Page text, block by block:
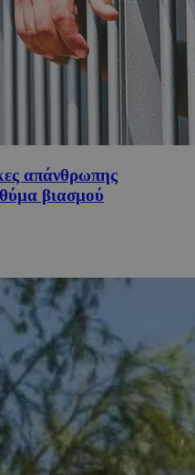
απάνθρωπης
βιασμού